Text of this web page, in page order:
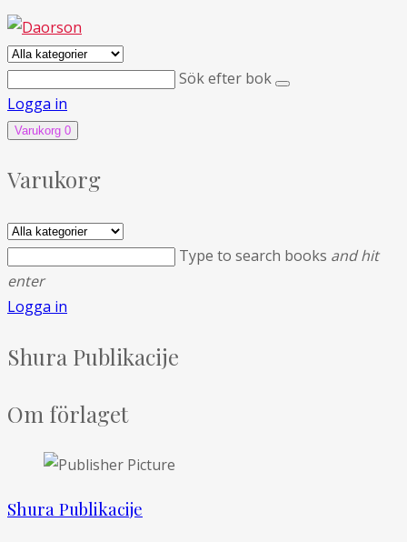
Sök efter bok
Logga in
Varukorg 0
Varukorg
Type to search books and hit
enter
Logga in
Shura Publikacije
Om förlaget
Shura Publikacije